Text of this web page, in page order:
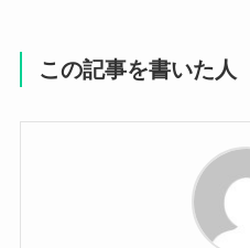
この記事を書いた人